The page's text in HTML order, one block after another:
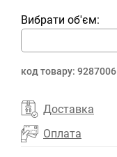
Вибрати об'єм:
код товару: 9287006
Доставка
Оплата